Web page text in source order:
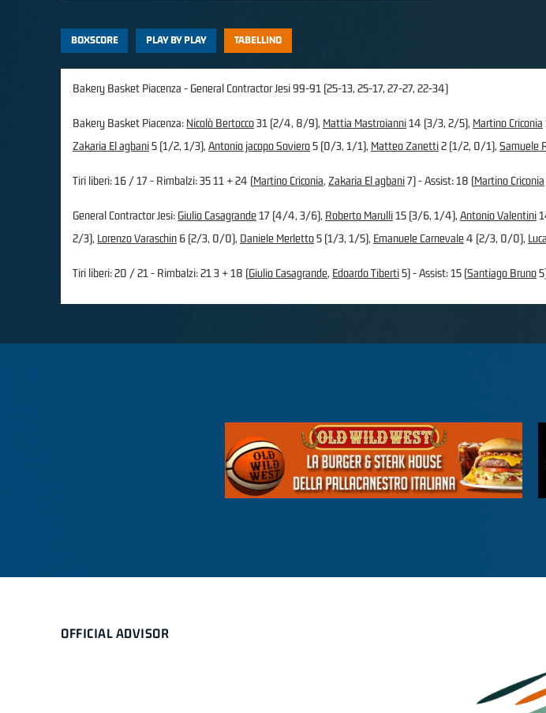
BOXSCORE PLAY BY PLAY TABELLINO
Bakery Basket Piacenza - General Contractor Jesi 99-91 (25-13, 25-17, 27-27, 22-34)
Bakery Basket Piacenza: Nicolò Bertocco31 (2/4, 8/9), Mattia Mastroianni14 (3/3, 2/5), Martino Criconia
Zakaria El agbani5 (1/2, 1/3), Antonio jacopo Soviero5 (0/3, 1/1), Matteo Zanetti2 (1/2, 0/1), Samuele
Tiri liberi: 16 / 17 - Rimbalzi: 35 11 + 24 (Martino Criconia, Zakaria El agbani7) - Assist: 18 (Martino Criconia
General Contractor Jesi: Giulio Casagrande17 (4/4, 3/6), Roberto Marulli15 (3/6, 1/4), Antonio Valentini
2/3), Lorenzo Varaschin 6 (2/3, 0/0), Daniele Merletto5 (1/3, 1/5), Emanuele Carnevale4 (2/3, 0/0),
Tiri liberi: 20 / 21 - Rimbalzi: 21 3 + 18 (Giulio Casagrande, Edoardo Tiberti5) - Assist: 15 (Santiago Bruno
OFFICIAL ADVISOR